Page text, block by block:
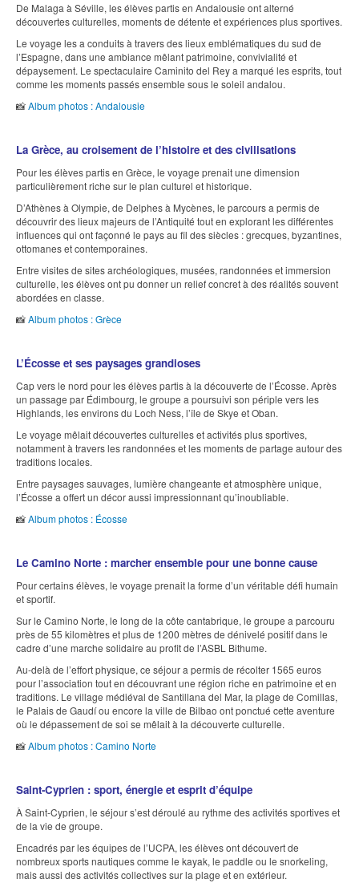
De Malaga à Séville, les élèves partis en Andalousie ont alterné
découvertes culturelles, moments de détente et expériences plus sportives.
Le voyage les a conduits à travers des lieux emblématiques du sud de
l’Espagne, dans une ambiance mêlant patrimoine, convivialité et
dépaysement. Le spectaculaire Caminito del Rey a marqué les esprits, tout
comme les moments passés ensemble sous le soleil andalou.
📸Album photos : Andalousie
La Grèce, au croisement de l’histoire et des civilisations
Pour les élèves partis en Grèce, le voyage prenait une dimension
particulièrement riche sur le plan culturel et historique.
D’Athènes à Olympie, de Delphes à Mycènes, le parcours a permis de
découvrir des lieux majeurs de l’Antiquité tout en explorant les différentes
influences qui ont façonné le pays au fil des siècles : grecques, byzantines,
ottomanes et contemporaines.
Entre visites de sites archéologiques, musées, randonnées et immersion
culturelle, les élèves ont pu donner un relief concret à des réalités souvent
abordées en classe.
📸Album photos : Grèce
L’Écosse et ses paysages grandioses
Cap vers le nord pour les élèves partis à la découverte de l’Écosse. Après
un passage par Édimbourg, le groupe a poursuivi son périple vers les
Highlands, les environs du Loch Ness, l’île de Skye et Oban.
Le voyage mêlait découvertes culturelles et activités plus sportives,
notamment à travers les randonnées et les moments de partage autour des
traditions locales.
Entre paysages sauvages, lumière changeante et atmosphère unique,
l’Écosse a offert un décor aussi impressionnant qu’inoubliable.
📸Album photos : Écosse
Le Camino Norte : marcher ensemble pour une bonne cause
Pour certains élèves, le voyage prenait la forme d’un véritable défi humain
et sportif.
Sur le Camino Norte, le long de la côte cantabrique, le groupe a parcouru
près de 55 kilomètres et plus de 1200 mètres de dénivelé positif dans le
cadre d’une marche solidaire au profit de l’ASBL Bithume.
Au-delà de l’effort physique, ce séjour a permis de récolter 1565 euros
pour l’association tout en découvrant une région riche en patrimoine et en
traditions. Le village médiéval de Santillana del Mar, la plage de Comillas,
le Palais de Gaudí ou encore la ville de Bilbao ont ponctué cette aventure
où le dépassement de soi se mêlait à la découverte culturelle.
📸Album photos : Camino Norte
Saint-Cyprien : sport, énergie et esprit d’équipe
À Saint-Cyprien, le séjour s’est déroulé au rythme des activités sportives et
de la vie de groupe.
Encadrés par les équipes de l’UCPA, les élèves ont découvert de
nombreux sports nautiques comme le kayak, le paddle ou le snorkeling,
mais aussi des activités collectives sur la plage et en extérieur.